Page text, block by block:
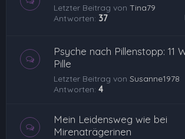
Letzter Beitrag von Tina79
Antworten: 37
Psyche nach Pillenstopp: 11
Pille
Letzter Beitrag von Susanne1978
Antworten: 4
Mein Leidensweg wie bei
Mirenaträgerinen